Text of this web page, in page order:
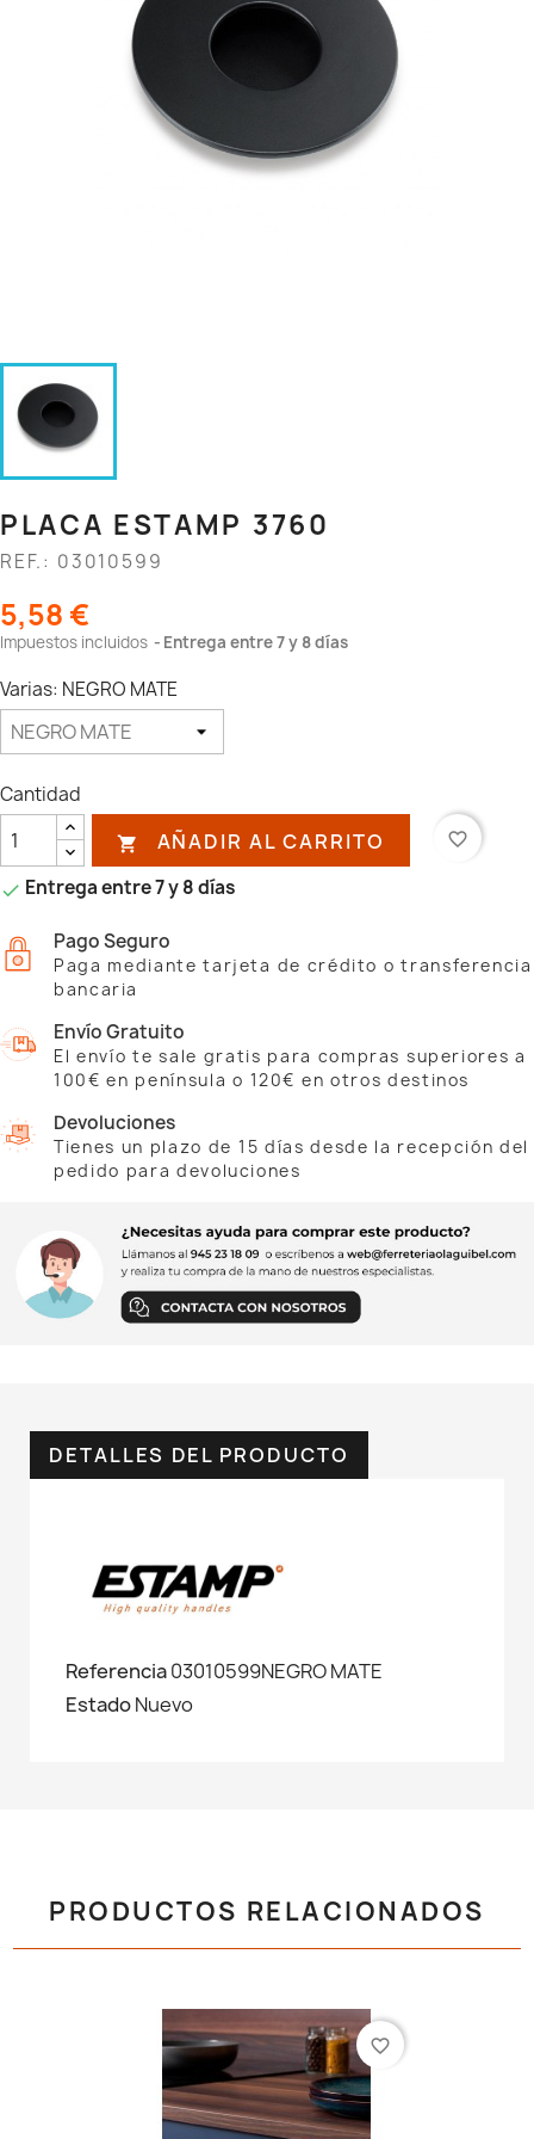
PLACA ESTAMP 3760
REF.: 03010599
5,58 €
Impuestos incluidos Entrega entre 7 y 8 días
Varias: NEGRO MATE
Cantidad
 AÑADIR AL CARRITO favorite_border
 Entrega entre 7 y 8 días
Pago Seguro
Paga mediante tarjeta de crédito o transferencia
bancaria
Envío Gratuito
El envío te sale gratis para compras superiores a
100€ en península o 120€ en otros destinos
Devoluciones
Tienes un plazo de 15 días desde la recepción del
pedido para devoluciones
DETALLES DEL PRODUCTO
Referencia03010599NEGRO MATE
EstadoNuevo
PRODUCTOS RELACIONADOS
favorite_border